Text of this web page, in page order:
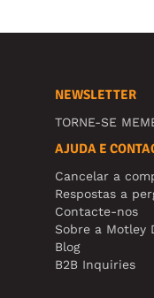
NEWSLETTER
TORNE-SE
AJUDA E
Cancelar a
Respostas a
Contacte-nos
Sobre a Motley
Blog
B2B Inquiries